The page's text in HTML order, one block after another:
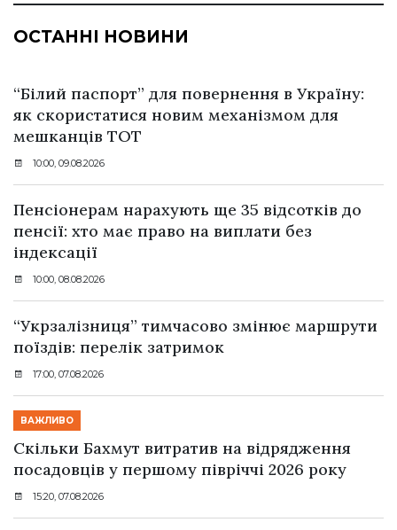
ОСТАННІ НОВИНИ
“Білий паспорт” для повернення в Україну:
як скористатися новим механізмом для
мешканців ТОТ
10:00, 09.08.2026
Пенсіонерам нарахують ще 35 відсотків до
пенсії: хто має право на виплати без
індексації
10:00, 08.08.2026
“Укрзалізниця” тимчасово змінює маршрути
поїздів: перелік затримок
17:00, 07.08.2026
ВАЖЛИВО
Скільки Бахмут витратив на відрядження
посадовців у першому півріччі 2026 року
15:20, 07.08.2026